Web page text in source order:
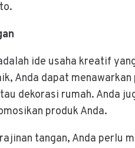
ide usaha kreatif
Anda dapat
dekorasi rumah. Anda
produk Anda.
tangan, Anda perlu